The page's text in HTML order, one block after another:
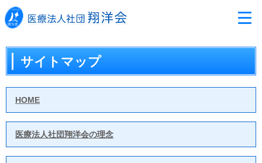
サイトマップ
HOME
医療法人社団翔洋会の理念